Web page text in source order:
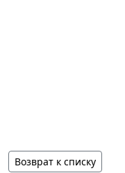
Возврат к списку